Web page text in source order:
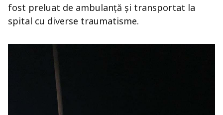
fost preluat de ambulanță și transportat la
spital cu diverse traumatisme.